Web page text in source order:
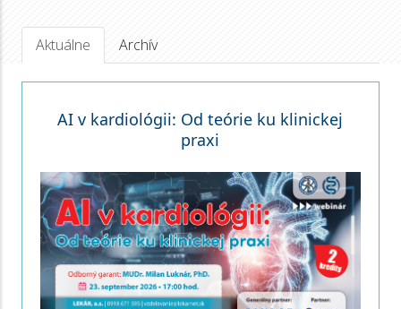
Aktuálne Archív
AI v kardiológii: Od teórie ku klinickej
praxi